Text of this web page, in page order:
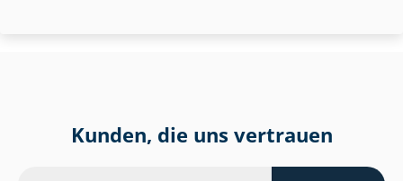
Kunden, die uns vertrauen